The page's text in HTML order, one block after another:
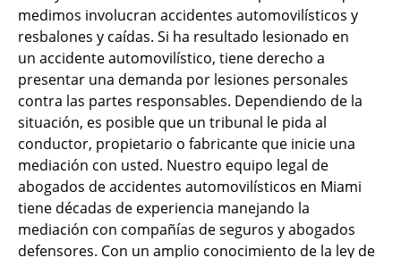
medimos involucran accidentes automovilísticos y
resbalones y caídas. Si ha resultado lesionado en
un accidente automovilístico, tiene derecho a
presentar una demanda por lesiones personales
contra las partes responsables. Dependiendo de la
situación, es posible que un tribunal le pida al
conductor, propietario o fabricante que inicie una
mediación con usted. Nuestro equipo legal de
abogados de accidentes automovilísticos en Miami
tiene décadas de experiencia manejando la
mediación con compañías de seguros y abogados
defensores. Con un amplio conocimiento de la ley de